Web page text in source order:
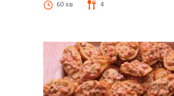
60 хв 4